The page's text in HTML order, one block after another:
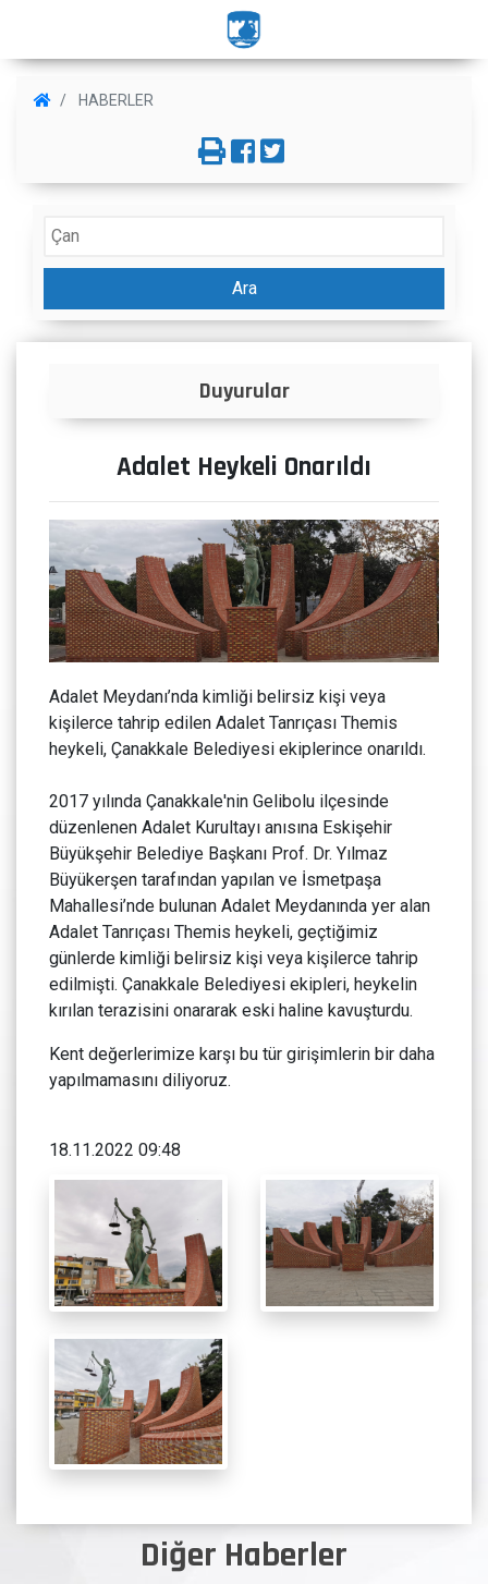
HABERLER
Diğer Haberler
Ara
Adalet Heykeli Onarıldı
Adalet Meydanı’nda kimliği belirsiz kişi veya
kişilerce tahrip edilen Adalet Tanrıçası Themis
heykeli, Çanakkale Belediyesi ekiplerince onarıldı.
2017 yılında Çanakkale'nin Gelibolu ilçesinde
düzenlenen Adalet Kurultayı anısına Eskişehir
Büyükşehir Belediye Başkanı Prof. Dr. Yılmaz
Büyükerşen tarafından yapılan ve İsmetpaşa
Mahallesi’nde bulunan Adalet Meydanında yer alan
Adalet Tanrıçası Themis heykeli, geçtiğimiz
günlerde kimliği belirsiz kişi veya kişilerce tahrip
edilmişti. Çanakkale Belediyesi ekipleri, heykelin
kırılan terazisini onararak eski haline kavuşturdu.
Kent değerlerimize karşı bu tür girişimlerin bir daha
yapılmamasını diliyoruz.
18.11.2022 09:48